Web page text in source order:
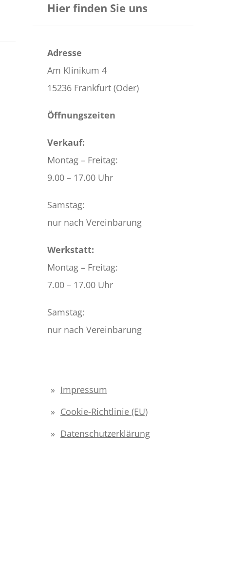
Hier finden Sie uns
Adresse
Am Klinikum 4
15236 Frankfurt (Oder)
Öffnungszeiten
Verkauf:
Montag – Freitag:
9.00 – 17.00 Uhr
Samstag:
nur nach Vereinbarung
Werkstatt:
Montag – Freitag:
7.00 – 17.00 Uhr
Samstag:
nur nach Vereinbarung
Impressum
Cookie-Richtlinie (EU)
Datenschutzerklärung